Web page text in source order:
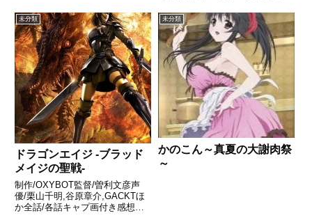
国大会決勝の3日後、突然姿を消
したリョーマが再び日本に戻り、
秋に始まったU-17選抜大会に特...
未分類
ドラゴンエイジ -ブラッド
メイジの聖戦-
制作/OXYBOT監督/曽利文彦声
優/栗山千明,谷原章介,GACKTほ
か全話/各話キャプ画付き感想は
未分類
かのこん～真夏の大謝肉祭
～